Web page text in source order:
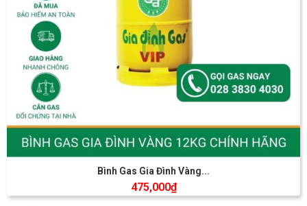
Bình Gas Gia Đình Vàng...
475,000₫